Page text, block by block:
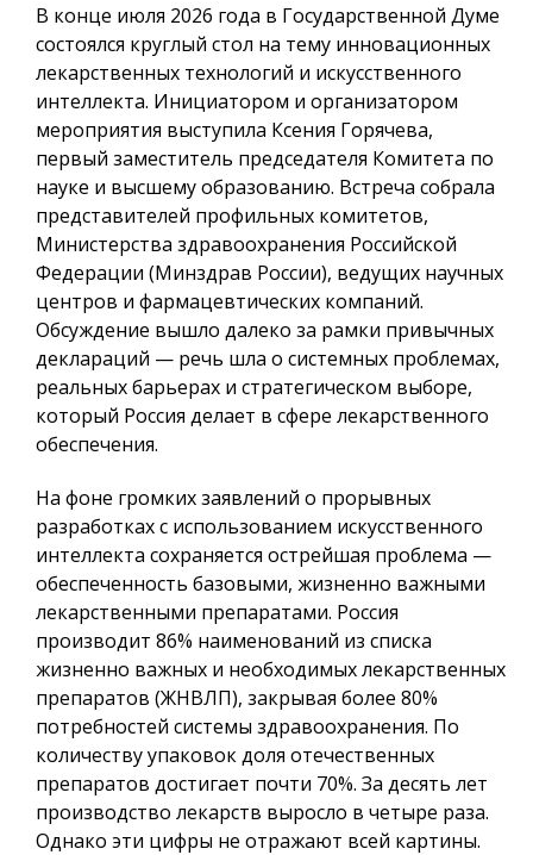
В конце июля 2026 года в Государственной Думе
состоялся круглый стол на тему инновационных
лекарственных технологий и искусственного
интеллекта. Инициатором и организатором
мероприятия выступила Ксения Горячева,
первый заместитель председателя Комитета по
науке и высшему образованию. Встреча собрала
представителей профильных комитетов,
Министерства здравоохранения Российской
Федерации (Минздрав России), ведущих научных
центров и фармацевтических компаний.
Обсуждение вышло далеко за рамки привычных
деклараций — речь шла о системных проблемах,
реальных барьерах и стратегическом выборе,
который Россия делает в сфере лекарственного
обеспечения.
На фоне громких заявлений о прорывных
разработках с использованием искусственного
интеллекта сохраняется острейшая проблема —
обеспеченность базовыми, жизненно важными
лекарственными препаратами. Россия
производит 86% наименований из списка
жизненно важных и необходимых лекарственных
препаратов (ЖНВЛП), закрывая более 80%
потребностей системы здравоохранения. По
количеству упаковок доля отечественных
препаратов достигает почти 70%. За десять лет
производство лекарств выросло в четыре раза.
Однако эти цифры не отражают всей картины.